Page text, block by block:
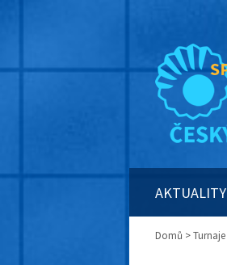
AKTUALITY
Domů >Turnaje